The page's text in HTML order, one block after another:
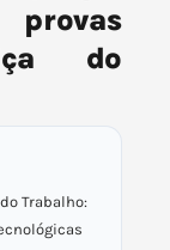
do
Trabalho: